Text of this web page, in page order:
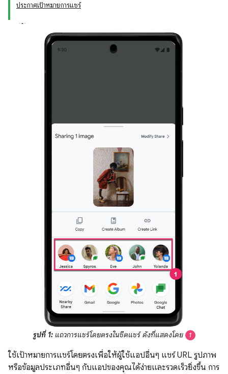
ประกาศเป้าหมายการแชร์
รูปที่ 1: แถวการแชร์โดยตรงในชีตแชร์ ดังที่แสดงโดย 1
ใช้เป้าหมายการแชร์โดยตรงเพื่อให้ผู้ใช้แอปอื่นๆ แชร์ URL รูปภาพ
หรือข้อมูลประเภทอื่นๆ กับแอปของคุณได้ง่ายและรวดเร็วยิ่งขึ้น การ